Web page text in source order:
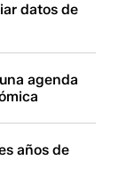
datos de
agenda
años de